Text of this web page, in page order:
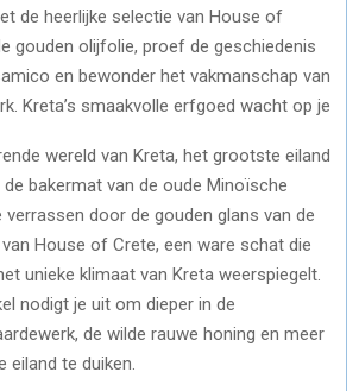
de heerlijke selectie van House of
gouden olijfolie, proef de geschiedenis
en bewonder het vakmanschap van
Kreta’s smaakvolle erfgoed wacht op je
wereld van Kreta, het grootste eiland
de bakermat van de oude Minoïsche
verrassen door de gouden glans van de
House of Crete, een ware schat die
unieke klimaat van Kreta weerspiegelt.
nodigt je uit om dieper in de
de wilde rauwe honing en meer
eiland te duiken.